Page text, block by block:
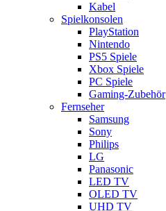
Kabel
Spielkonsolen
PlayStation
Nintendo
PS5 Spiele
Xbox Spiele
PC Spiele
Gaming-Zubehör
Fernseher
Samsung
Sony
Philips
LG
Panasonic
LED TV
OLED TV
UHD TV